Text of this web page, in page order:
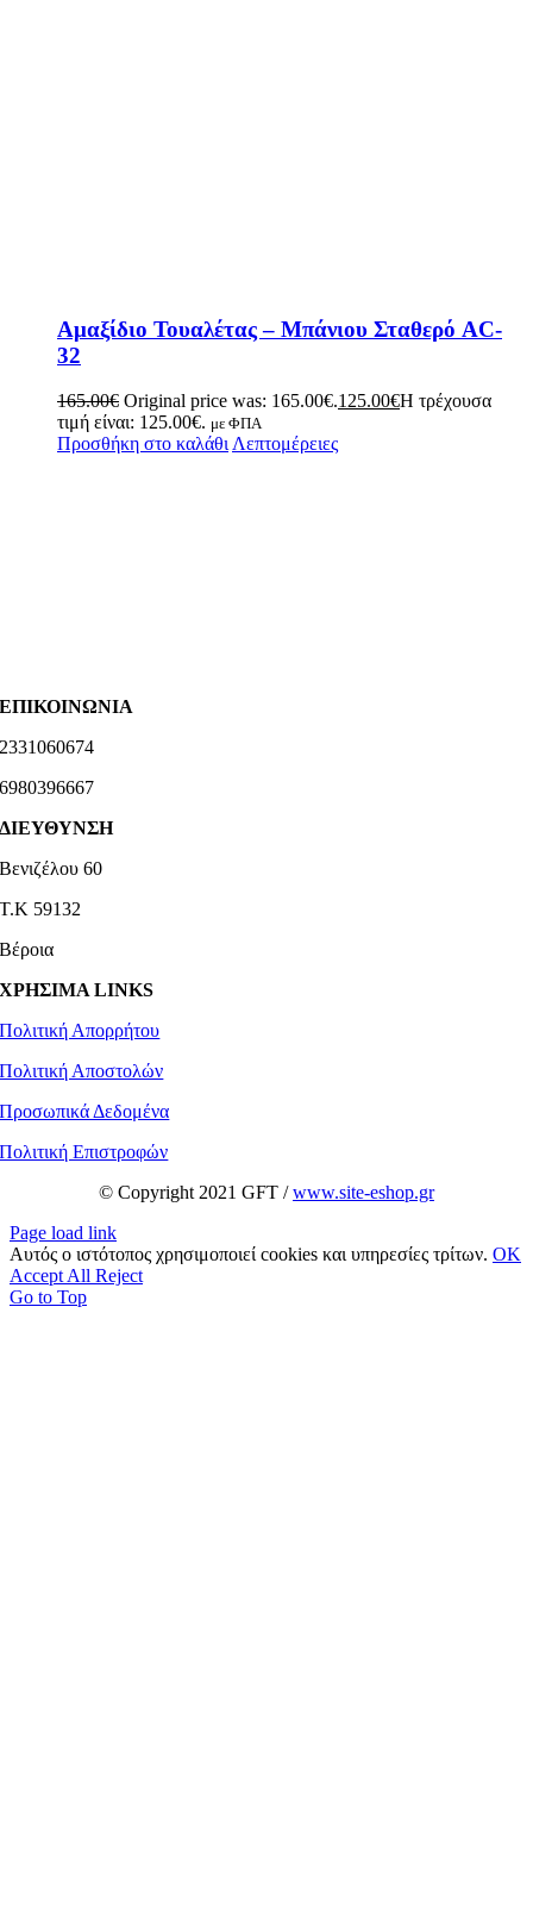
Αμαξίδιο Τουαλέτας – Μπάνιου Σταθερό AC-
32
165.00€ Original price was: 165.00€.125.00€Η τρέχουσα
τιμή είναι: 125.00€. με ΦΠΑ
Προσθήκη στο καλάθι Λεπτομέρειες
ΕΠΙΚΟΙΝΩΝΙΑ
2331060674
6980396667
ΔΙΕΥΘΥΝΣΗ
Βενιζέλου 60
Τ.Κ 59132
Βέροια
ΧΡΗΣΙΜΑ LINKS
Πολιτική Απορρήτου
Πολιτική Αποστολών
Προσωπικά Δεδομένα
Πολιτική Επιστροφών
© Copyright 2021 GFT /www.site-eshop.gr
Page load link
Αυτός ο ιστότοπος χρησιμοποιεί cookies και υπηρεσίες τρίτων. OK
Accept All Reject
Go to Top